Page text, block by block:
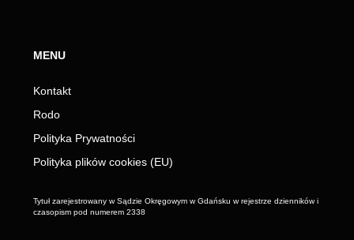
MENU
Kontakt
Rodo
Polityka Prywatności
Polityka plików cookies (EU)
Tytuł zarejestrowany w Sądzie Okręgowym w Gdańsku w rejestrze dzienników i
czasopism pod numerem 2338